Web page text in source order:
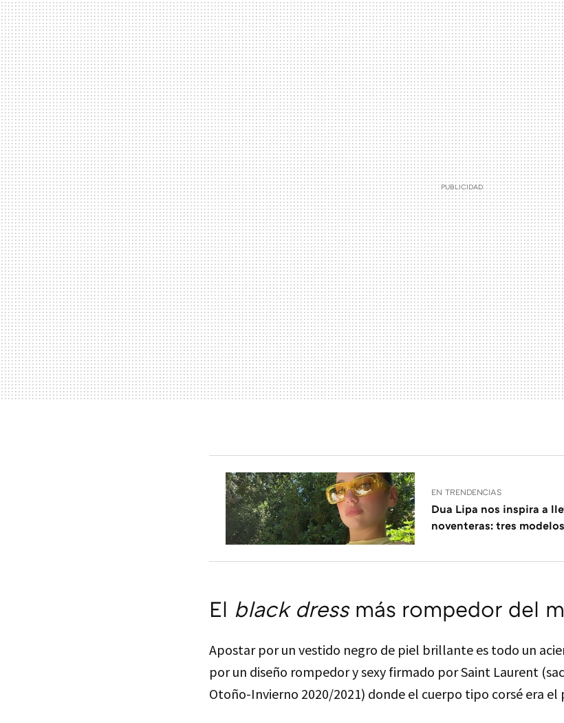
EN TRENDENCIAS
Dua Lipa nos inspira a
noventeras: tres
El black dressmás rompedor del
Apostar por un vestido negro de piel brillante es todo un
por un diseño rompedor y sexy firmado por Saint Laurent
Otoño-Invierno 2020/2021) donde el cuerpo tipo corsé era